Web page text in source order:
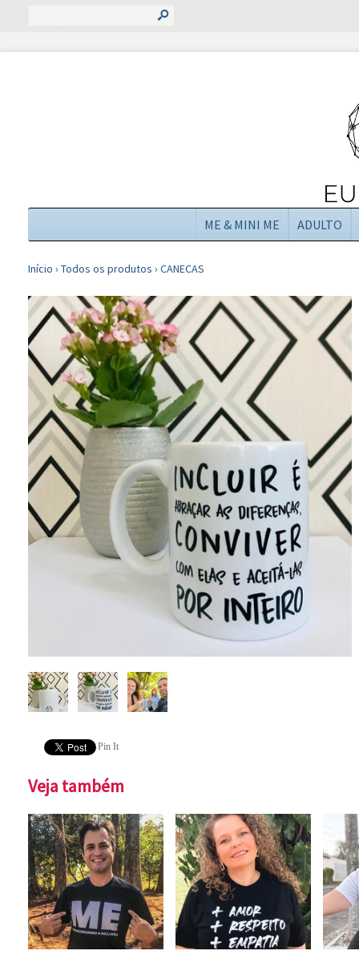
s
ME & MINI ME ADULTO
Início › Todos os produtos › CANECAS
Pin It
Veja também